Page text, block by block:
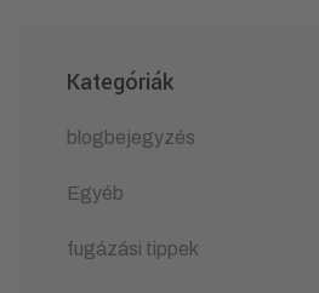
Kategóriák
blogbejegyzés
Egyéb
fugázási tippek